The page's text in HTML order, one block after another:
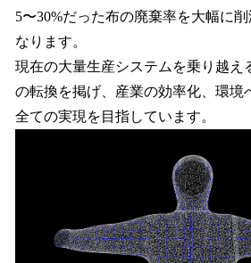
5〜30%だった布の廃棄率を大幅に
なります。
現在の大量生産システムを乗り越え
の転換を掲げ、産業の効率化、環境
全ての実現を目指しています。